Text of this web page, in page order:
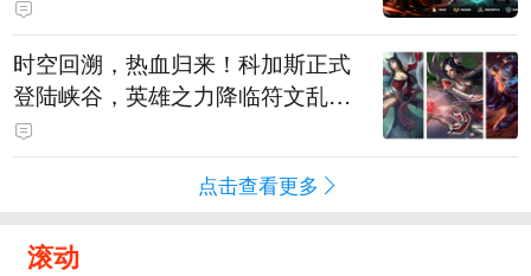
时空回溯，热血归来！科加斯正式
登陆峡谷，英雄之力降临符文乱
斗！
点击查看更多
滚动